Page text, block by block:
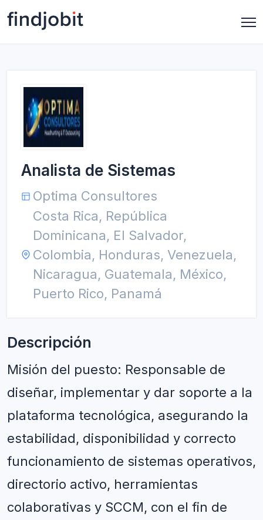
Analista de Sistemas
Optima Consultores
Costa Rica, República
Dominicana, El Salvador,
Colombia, Honduras, Venezuela,
Nicaragua, Guatemala, México,
Puerto Rico, Panamá
Descripción
Misión del puesto: Responsable de
diseñar, implementar y dar soporte a la
plataforma tecnológica, asegurando la
estabilidad, disponibilidad y correcto
funcionamiento de sistemas operativos,
directorio activo, herramientas
colaborativas y SCCM, con el fin de